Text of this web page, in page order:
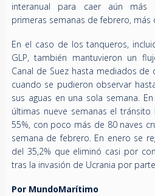
interanual para caer aún más
primeras semanas de febrero, más
En el caso de los tanqueros,
GLP, también mantuvieron un
Canal de Suez hasta mediados
cuando se pudieron observar
sus aguas en una sola semana.
últimas nueve semanas el
55%, con poco más de 80 naves
semana de febrero. En enero se
del 35,2% que eliminó casi por
tras la invasión de Ucrania por
Por MundoMarítimo